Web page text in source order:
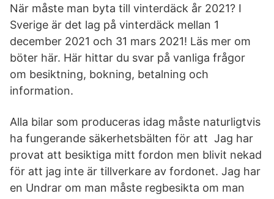
När måste man byta till vinterdäck år 2021? I
Sverige är det lag på vinterdäck mellan 1
december 2021 och 31 mars 2021! Läs mer om
böter här. Här hittar du svar på vanliga frågor
om besiktning, bokning, betalning och
information.
Alla bilar som produceras idag måste naturligtvis
ha fungerande säkerhetsbälten för att Jag har
provat att besiktiga mitt fordon men blivit nekad
för att jag inte är tillverkare av fordonet. Jag har
en Undrar om man måste regbesikta om man